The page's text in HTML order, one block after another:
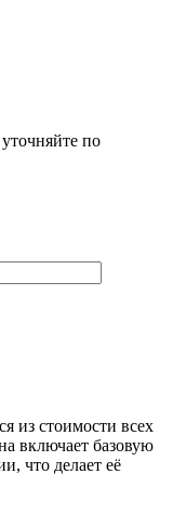
по
из стоимости всех
включает базовую
что делает её